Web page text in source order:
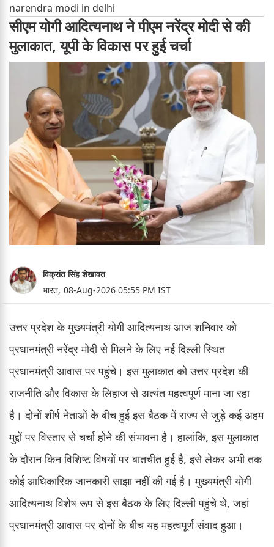
narendra modi in delhi
सीएम योगी आदित्यनाथ ने पीएम नरेंद्र मोदी से की
मुलाकात, यूपी के विकास पर हुई चर्चा
विक्रांत सिंह शेखावत
भारत, 08-Aug-2026 05:55 PM IST
उत्तर प्रदेश के मुख्यमंत्री योगी आदित्यनाथ आज शनिवार को
प्रधानमंत्री नरेंद्र मोदी से मिलने के लिए नई दिल्ली स्थित
प्रधानमंत्री आवास पर पहुंचे। इस मुलाकात को उत्तर प्रदेश की
राजनीति और विकास के लिहाज से अत्यंत महत्वपूर्ण माना जा रहा
है। दोनों शीर्ष नेताओं के बीच हुई इस बैठक में राज्य से जुड़े कई अहम
मुद्दों पर विस्तार से चर्चा होने की संभावना है। हालांकि, इस मुलाकात
के दौरान किन विशिष्ट विषयों पर बातचीत हुई है, इसे लेकर अभी तक
कोई आधिकारिक जानकारी साझा नहीं की गई है। मुख्यमंत्री योगी
आदित्यनाथ विशेष रूप से इस बैठक के लिए दिल्ली पहुंचे थे, जहां
प्रधानमंत्री आवास पर दोनों के बीच यह महत्वपूर्ण संवाद हुआ।